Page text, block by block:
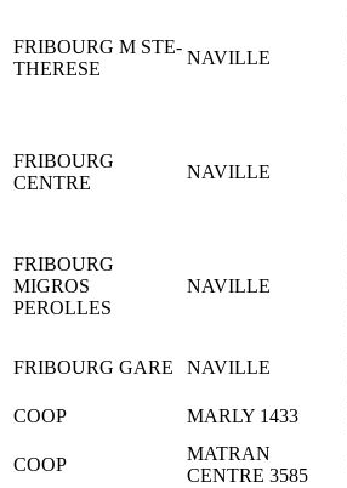
FRIBOURG M STE-
THERESE
NAVILLE
FRIBOURG
CENTRE
NAVILLE
FRIBOURG
MIGROS
PEROLLES
NAVILLE
FRIBOURG GARE NAVILLE
COOP MARLY 1433
COOP
MATRAN
CENTRE 3585